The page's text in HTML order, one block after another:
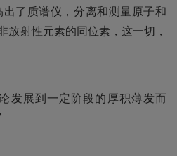
了质谱仪，分离和测量原子和
放射性元素的同位素，这一切，
发展到一定阶段的厚积薄发而